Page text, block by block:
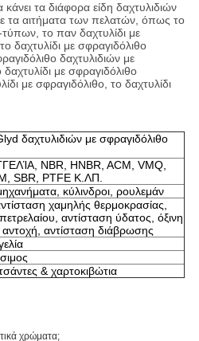
τα διάφορα είδη δαχτυλιδιών
τα αιτήματα των πελατών, όπως το
τύπων, το παν δαχτυλίδι με
δαχτυλίδι με σφραγιδόλιθο
δαχτυλιδιών με
με σφραγιδόλιθο
με σφραγιδόλιθο, το δαχτυλίδι
δαχτυλιδιών με σφραγιδόλιθο
NBR, HNBR, ACM, VMQ,
SBR, PTFE Κ.ΛΠ.
κύλινδροι, ρουλεμάν
χαμηλής θερμοκρασίας,
αντίσταση ύδατος, όξινη
αντοχή, αντίσταση διάβρωσης
& χαρτοκιβώτια
χρώματα;